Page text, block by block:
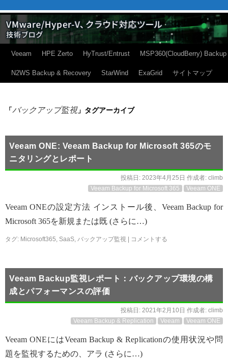
Veeam HPE Zerto HyTrust/Entrust MSP360(CloudBerry) Backup
N2WS Backup & Recovery StarWind ExaGrid サイトマップ
「バックアップ監視」タグアーカイブ
Veeam ONE: Veeam Backup for Microsoft 365のモ
ニタリングとレポート
投稿日: 2023年4月25日 作成者: climb
Veeam Backup for Microsoft 365
Veeam ONE
Veeam ONEの設定方法 インストール後、Veeam Backup for
Microsoft 365を新規または既 (さらに…)
タグ: Microsoft365, SaaS, バックアップ監視 コメントする
Veeam Backup監視レポート：バックアップ環境の構
成とパフォーマンスの評価
投稿日: 2021年2月10日 作成者: climb
Veeam Backup & Replication
Veeam Veeam ONE
Veeam ONEにはVeeam Backup & Replicationの使用状況や問
題を監視するための、アラ (さらに…)